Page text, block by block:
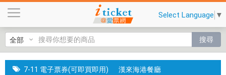
代
步
|
國
Select Language ▼
搜尋
7-11 電子票券(可即買即用)
漢來海港餐廳